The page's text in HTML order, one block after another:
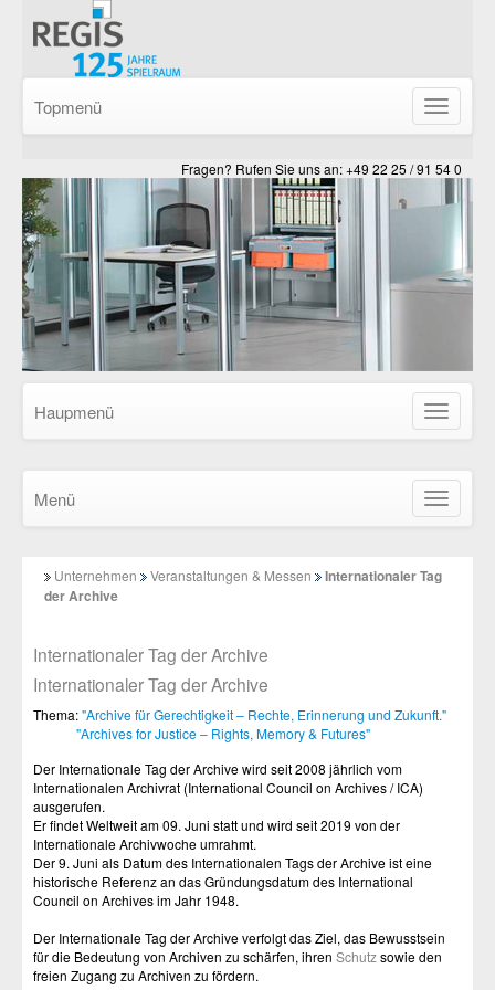
ein-/
Topmenü
Fragen? Rufen Sie uns an: +49 22 25 / 91 54 0
ein-/
Haupmenü
ein-/
Menü
Unternehmen Veranstaltungen & Messen
Internationaler Tag
der Archive
Internationaler Tag der Archive
Internationaler Tag der Archive
Thema:"Archive für Gerechtigkeit – Rechte, Erinnerung und Zukunft."
"Archives for Justice – Rights, Memory & Futures"
Der Internationale Tag der Archive wird seit 2008 jährlich vom
Internationalen Archivrat (International Council on Archives / ICA)
ausgerufen.
Er findet Weltweit am 09. Juni statt und wird seit 2019 von der
Internationale Archivwoche umrahmt.
Der 9. Juni als Datum des Internationalen Tags der Archive ist eine
historische Referenz an das Gründungsdatum des International
Council on Archives im Jahr 1948.
Der Internationale Tag der Archive verfolgt das Ziel, das Bewusstsein
für die Bedeutung von Archiven zu schärfen, ihren Schutzsowie den
freien Zugang zu Archiven zu fördern.